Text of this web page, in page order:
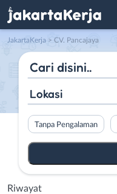
JakartaKerja > CV. Pancajaya
Lokasi
Tanpa Pengalaman
Riwayat